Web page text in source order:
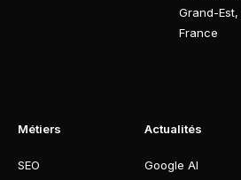
Grand-Est,
France
Métiers
SEO
Actualités
Google AI